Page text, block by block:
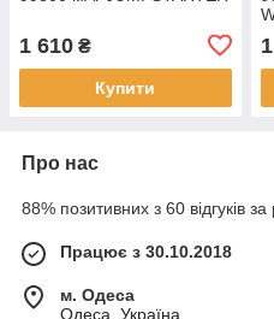
1 610 ₴
Купити
Про нас
88% позитивних з 60 відгуків за
Працює з 30.10.2018
м. Одеса
Одеса, Україна